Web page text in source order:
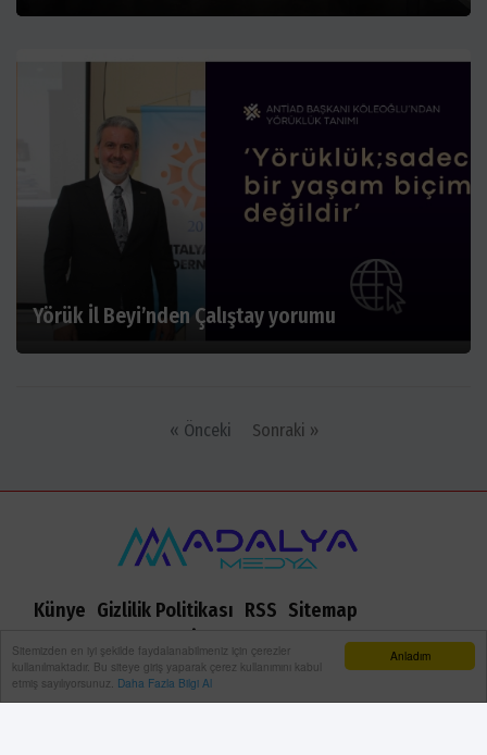
Anladım
Sitemizden en iyi şekilde faydalanabilmeniz için çerezler
kullanılmaktadır. Bu siteye giriş yaparak çerez kullanımını kabul
etmiş sayılıyorsunuz. Daha Fazla Bilgi Al
Yörük İl Beyi’nden Çalıştay yorumu
« Önceki Sonraki »
Künye Gizlilik Politikası RSS Sitemap